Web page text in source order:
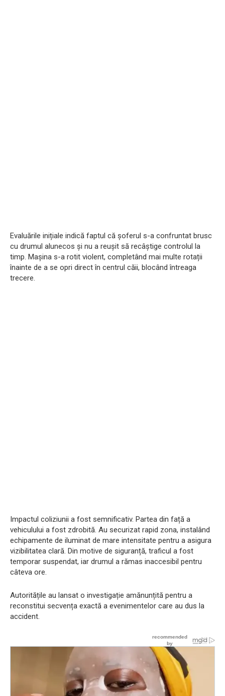
Evaluările inițiale indică faptul că șoferul s-a confruntat brusc
cu drumul alunecos și nu a reușit să recâștige controlul la
timp. Mașina s-a rotit violent, completând mai multe rotații
înainte de a se opri direct în centrul căii, blocând întreaga
trecere.
Impactul coliziunii a fost semnificativ. Partea din față a
vehiculului a fost zdrobită. Au securizat rapid zona, instalând
echipamente de iluminat de mare intensitate pentru a asigura
vizibilitatea clară. Din motive de siguranță, traficul a fost
temporar suspendat, iar drumul a rămas inaccesibil pentru
câteva ore.
Autoritățile au lansat o investigație amănunțită pentru a
reconstitui secvența exactă a evenimentelor care au dus la
accident.